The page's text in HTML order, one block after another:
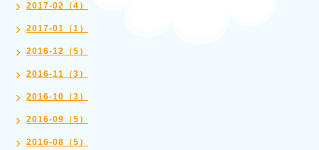
2017-02（4）
2017-01（1）
2016-12（5）
2016-11（3）
2016-10（3）
2016-09（5）
2016-08（5）